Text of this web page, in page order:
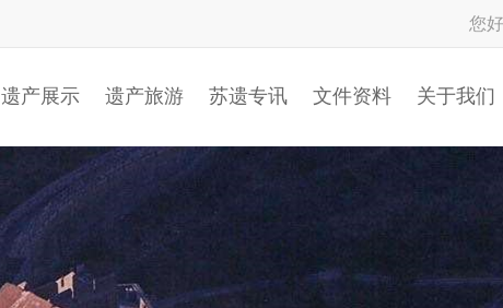
您
遗产展示 遗产旅游 苏遗专讯 文件资料 关于我们